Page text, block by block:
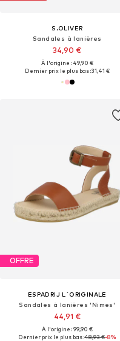
S.OLIVER
Sandales à lanières
34,90 €
À l'origine : 49,90 €
Dernier prix le plus bas :31,41 €
OFFRE
ESPADRIJ L´ORIGINALE
Sandales à lanières 'Nimes'
44,91 €
À l'origine : 99,90 €
Dernier prix le plus bas :48,93 €-8%